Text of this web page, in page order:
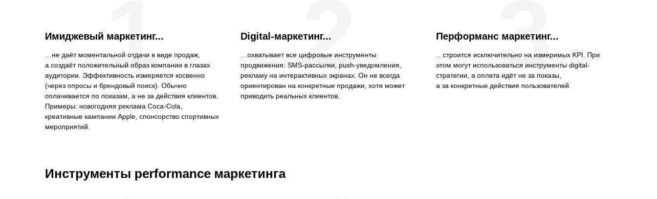
Имиджевый маркетинг...
…не даёт моментальной отдачи в виде продаж,
а создаёт положительный образ компании в глазах
аудитории. Эффективность измеряется косвенно
(через опросы и брендовый поиск). Обычно
оплачивается по показам, а не за действия клиентов.
Примеры: новогодняя реклама Coca-Cola,
креативные кампании Apple, спонсорство спортивных
мероприятий.
1 Digital-маркетинг...
…охватывает все цифровые инструменты
продвижения: SMS-рассылки, push-уведомления,
рекламу на интерактивных экранах. Он не всегда
ориентирован на конкретные продажи, хотя может
приводить реальных клиентов.
2 Перформанс маркетинг...
…строится исключительно на измеримых KPI. При
этом могут использоваться инструменты digital-
стратегии, а оплата идёт не за показы,
а за конкретные действия пользователей.
3
Инструменты performance маркетинга